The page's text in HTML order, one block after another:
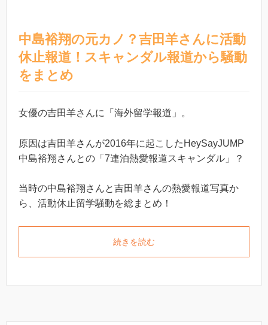
中島裕翔の元カノ？吉田羊さんに活動
休止報道！スキャンダル報道から騒動
をまとめ
女優の吉田羊さんに「海外留学報道」。
原因は吉田羊さんが2016年に起こしたHeySayJUMP
中島裕翔さんとの「7連泊熱愛報道スキャンダル」？
当時の中島裕翔さんと吉田羊さんの熱愛報道写真か
ら、活動休止留学騒動を総まとめ！
続きを読む